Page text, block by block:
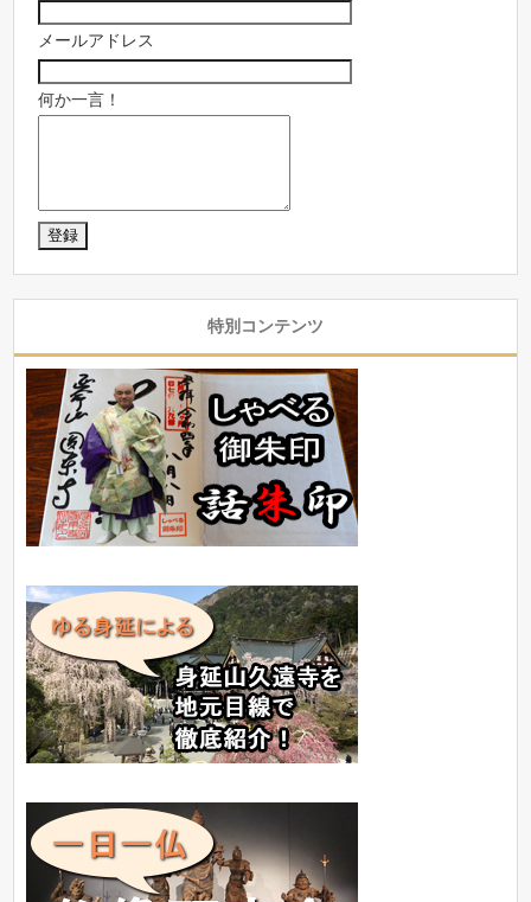
メールアドレス
何か一言！
特別コンテンツ